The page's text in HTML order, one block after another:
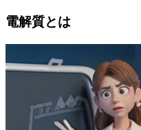
電解質とは